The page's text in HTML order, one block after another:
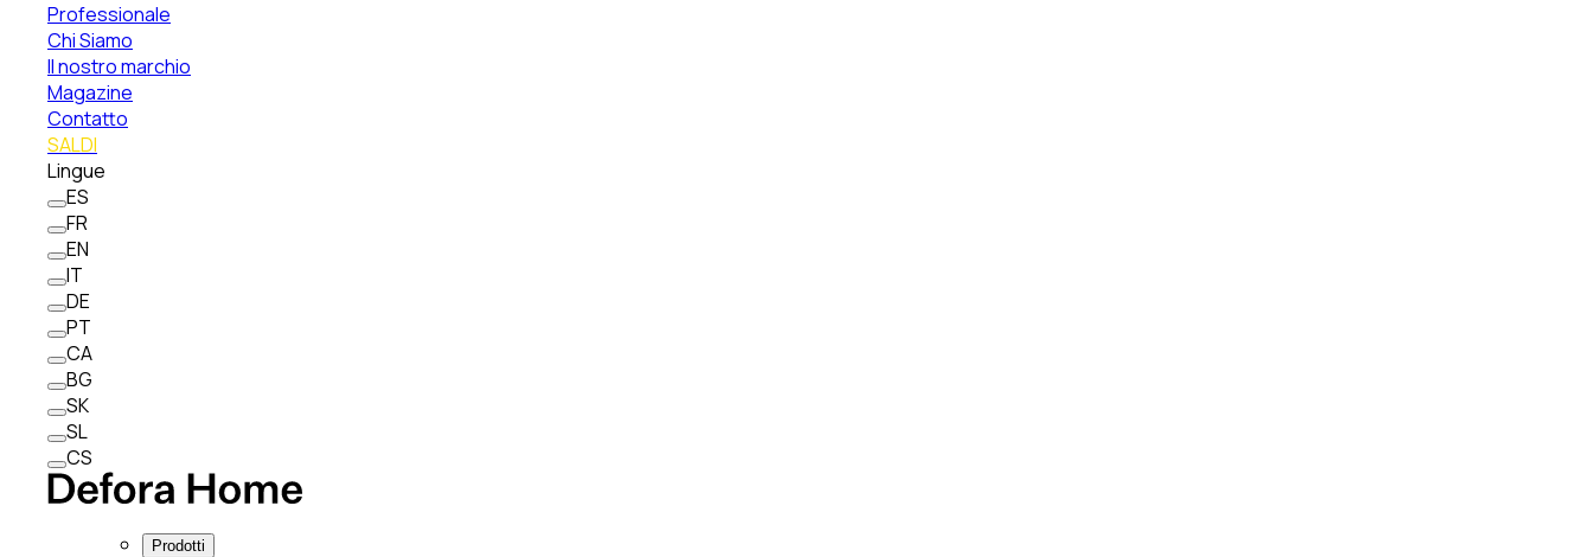
Professionale
Chi Siamo
Il nostro marchio
Magazine
Contatto
SALDI
Lingue
ES
FR
EN
IT
DE
PT
CA
BG
SK
SL
CS
Prodotti